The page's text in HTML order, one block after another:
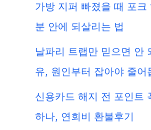
가방 지퍼 빠졌을 때 포크
분 안에 되살리는 법
날파리 트랩만 믿으면 안
유, 원인부터 잡아야 줄어
신용카드 해지 전 포인트
하나, 연회비 환불후기